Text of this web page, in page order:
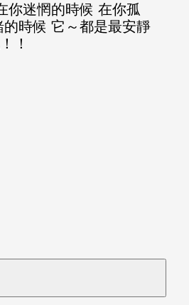
你迷惘的時候 在你孤
時候 它～都是最安靜
！